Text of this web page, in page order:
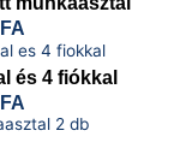
és 4 fiókkal